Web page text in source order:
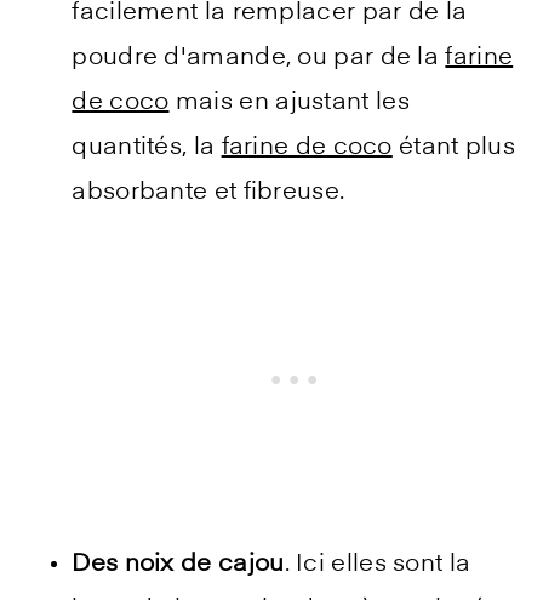
facilement la remplacer par de la
poudre d'amande, ou par de lafarine
de coco mais en ajustant les
quantités, la farine de coco étant plus
absorbante et fibreuse.
Des noix de cajou. Ici elles sont la